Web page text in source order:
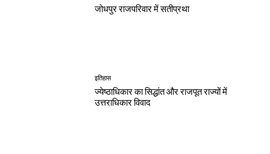
जोधपुर राजपरिवार में सतीप्रथा
इतिहास
ज्येष्ठाधिकार का सिद्धांत और राजपूत राज्यों में
उत्तराधिकार विवाद